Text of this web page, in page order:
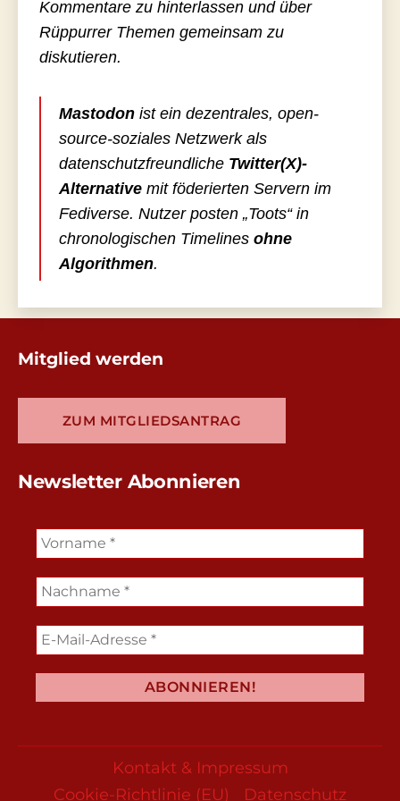
Kommentare zu hinterlassen und über
Rüppurrer Themen gemeinsam zu
diskutieren.
Mastodon ist ein dezentrales, open-
source-soziales Netzwerk als
datenschutzfreundliche Twitter(X)-
Alternative mit föderierten Servern im
Fediverse. Nutzer posten „Toots“ in
chronologischen Timelines ohne
Algorithmen.
Mitglied werden
ZUM MITGLIEDSANTRAG
Newsletter Abonnieren
Kontakt & Impressum
Cookie-Richtlinie (EU)
Datenschutz